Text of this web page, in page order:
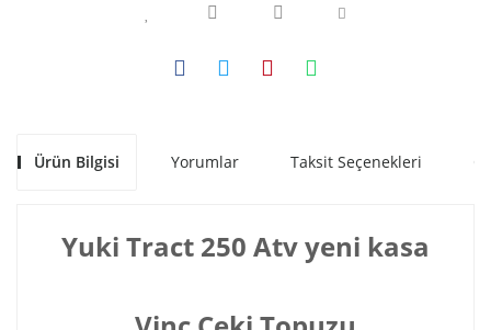
Ürün Bilgisi Yorumlar Taksit Seçenekleri
Yuki Tract 250 Atv yeni kasa